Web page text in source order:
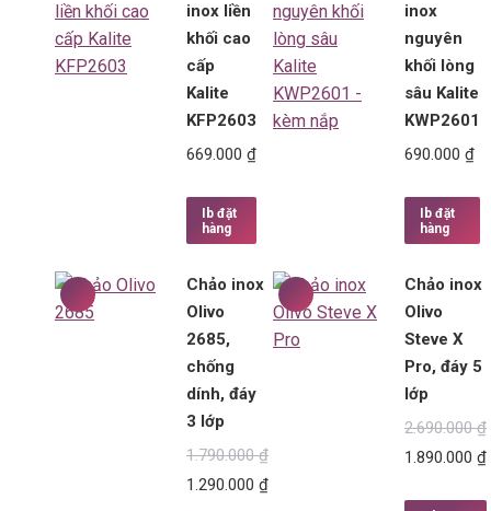
inox liền
khối cao
cấp
Kalite
KFP2603
669.000 ₫
Ib đặt
hàng
inox
nguyên
khối lòng
sâu Kalite
KWP2601
690.000 ₫
Ib đặt
hàng
Chảo inox
Olivo
2685,
chống
dính, đáy
3 lớp
1.790.000₫
1.290.000 ₫
Chảo inox
Olivo
Steve X
Pro, đáy 5
lớp
2.690.000₫
1.890.000 ₫